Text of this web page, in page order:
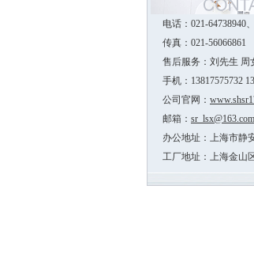
电话：021-64738940
传真：021-56066861
售后服务：刘先生 周
手机：13817575732
公司官网：
邮箱： sr_lsx@163.com
办公地址：上海市静
工厂地址：上海金山